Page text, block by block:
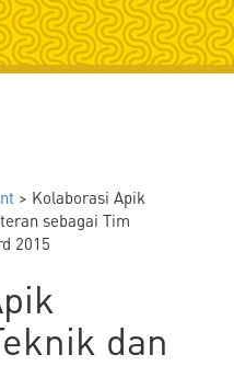
> Kolaborasi Apik
sebagai Tim
2015
dan